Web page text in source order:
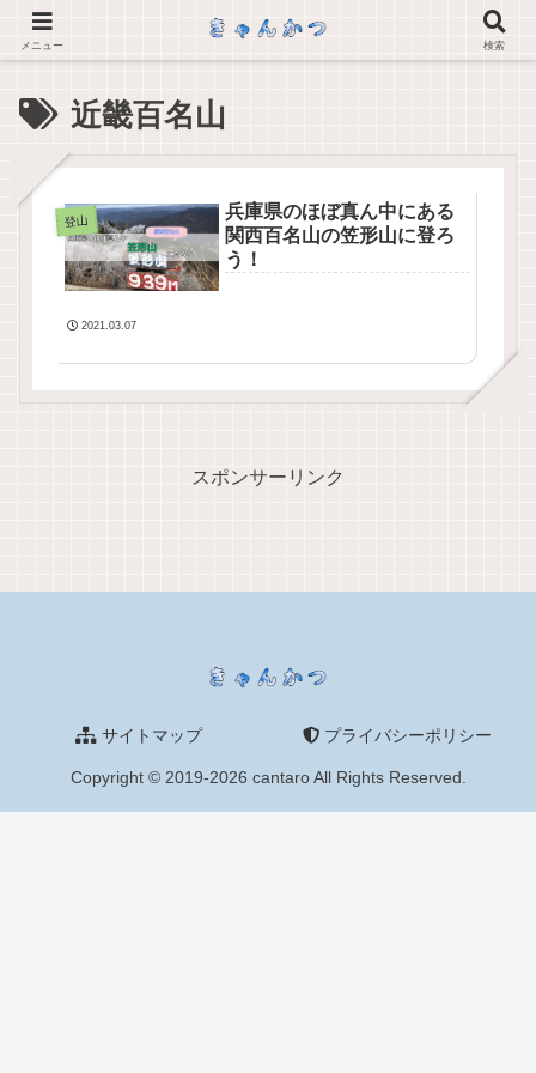
近畿百名山
登山
兵庫県のほぼ真ん中にある
関西百名山の笠形山に登ろ
う！
2021.03.07
スポンサーリンク
サイトマップ プライバシーポリシー
Copyright © 2019-2026 cantaro All Rights Reserved.
メニュー 検索